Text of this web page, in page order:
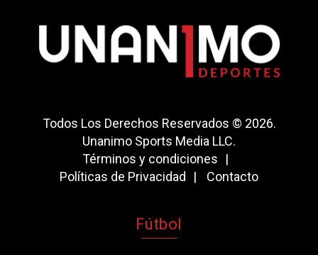
Todos Los Derechos Reservados © 2026.
Unanimo Sports Media LLC.
Términos y condiciones
Políticas de Privacidad
Contacto
Fútbol